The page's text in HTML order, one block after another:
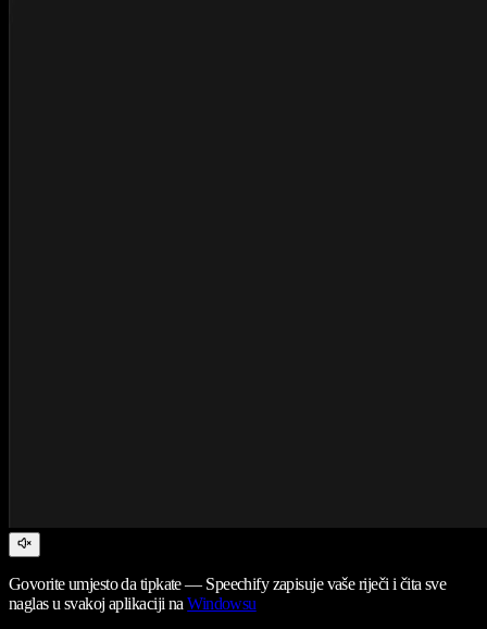
Govorite umjesto da tipkate — Speechify zapisuje vaše riječi i čita sve
naglas u svakoj aplikaciji naWindowsu